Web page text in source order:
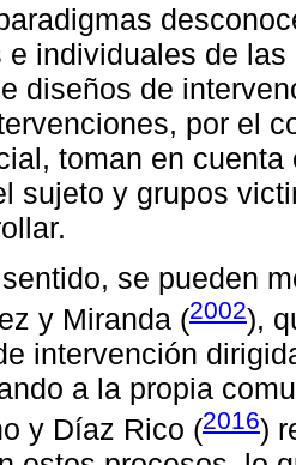
e individuales de
diseños de
por el
toman en
sujeto y grupos
se pueden
y Miranda (2002),
intervención
a la propia
y Díaz Rico (2016)